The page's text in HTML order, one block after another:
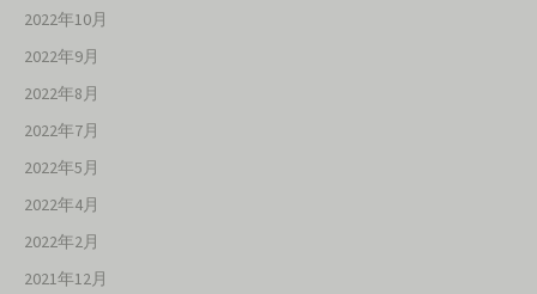
2022年10月
2022年9月
2022年8月
2022年7月
2022年5月
2022年4月
2022年2月
2021年12月